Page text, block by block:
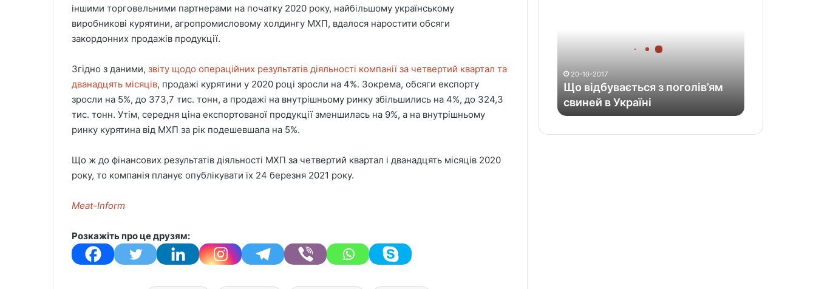
l
o
w
n
X
d
a
n
m
a
i
l
іншими торговельними партнерами на початку 2020 року, найбільшому українському
виробникові курятини, агропромисловому холдингу МХП, вдалося наростити обсяги
закордонних продажів продукції.
Згідно з даними, звіту щодо операційних результатів діяльності компанії за четвертий квартал та
дванадцять місяців, продажі курятини у 2020 році зросли на 4%. Зокрема, обсяги експорту
зросли на 5%, до 373,7 тис. тонн, а продажі на внутрішньому ринку збільшились на 4%, до 324,3
тис. тонн. Утім, середня ціна експортованої продукції зменшилась на 9%, а на внутрішньому
ринку курятина від МХП за рік подешевшала на 5%.
Що ж до фінансових результатів діяльності МХП за четвертий квартал і дванадцять місяців 2020
року, то компанія планує опублікувати їх 24 березня 2021 року.
Meat-Inform
Розкажіть про це друзям:
т
20-10-2017
Що відбувається з поголів’ям
свиней в Україні